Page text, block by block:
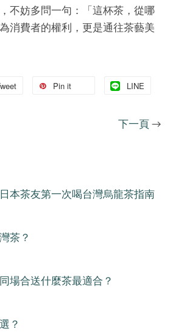
不妨多問一句：「這杯茶，從哪
消費者的權利，更是通往茶藝美
Pin it LINE
下一頁 →
本茶友第一次喝台灣烏龍茶指南
茶？
場合送什麼茶最適合？
？